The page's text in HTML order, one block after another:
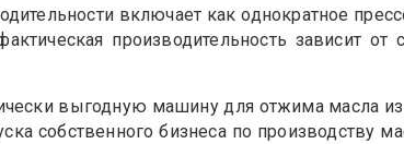
включает как однократное
производительность зависит от
выгодную машину для отжима масла
собственного бизнеса по производству